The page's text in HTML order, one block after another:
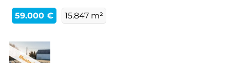
59.000 € 15.847 m²